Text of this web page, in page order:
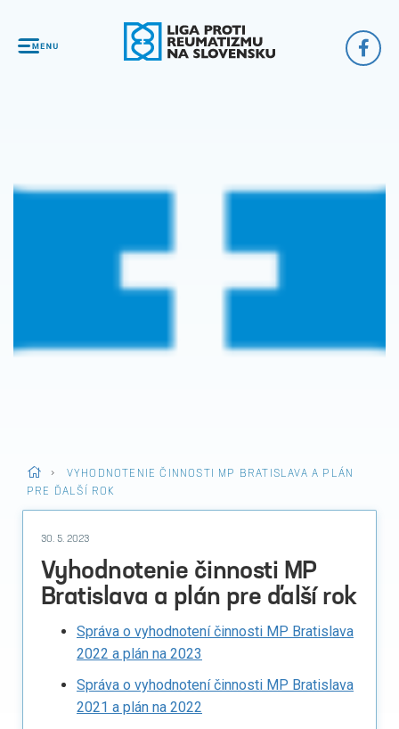
>
VYHODNOTENIE ČINNOSTI MP BRATISLAVA A PLÁN
PRE ĎALŠÍ ROK
30. 5. 2023
Vyhodnotenie činnosti MP
Bratislava a plán pre ďalší rok
Správa o vyhodnotení činnosti MP Bratislava
2022 a plán na 2023
Správa o vyhodnotení činnosti MP Bratislava
2021 a plán na 2022